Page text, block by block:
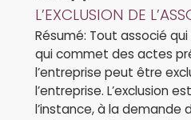
L’EXCLUSION DE
Résumé: Tout associé
qui commet des actes
l’entreprise peut être
l’entreprise. L’exclusion
l’instance, à la demande